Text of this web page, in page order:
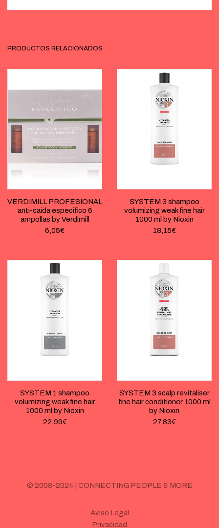
PRODUCTOS RELACIONADOS
VERDIMILL PROFESIONAL
anti-caida especifico 6
ampollas by Verdimill
6,05€
SYSTEM 3 shampoo
volumizing weak fine hair
1000 ml by Nioxin
18,15€
SYSTEM 1 shampoo
volumizing weak fine hair
1000 ml by Nioxin
22,99€
SYSTEM 3 scalp revitaliser
fine hair conditioner 1000 ml
by Nioxin
27,83€
© 2008-2024 | CONNECTING PEOPLE & MORE
Aviso Legal
Privacidad